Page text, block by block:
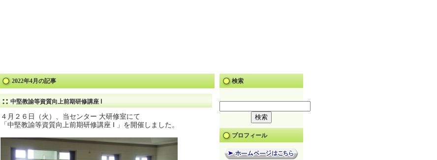
検索
プロフィール
2022年4月の記事
中堅教諭等資質向上前期研修講座 Ⅰ
４月２６日（火）、当センター 大研修室にて
「中堅教諭等資質向上前期研修講座 Ⅰ 」を開催しました。